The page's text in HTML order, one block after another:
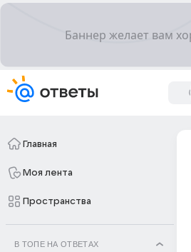
Главная
Моя лента
Пространства
В ТОПЕ НА ОТВЕТАХ